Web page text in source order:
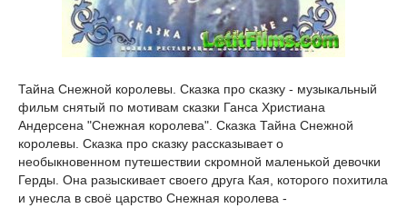
Тайна Снежной королевы. Сказка про сказку - музыкальный
фильм снятый по мотивам сказки Ганса Христиана
Андерсена "Снежная королева". Сказка Тайна Снежной
королевы. Сказка про сказку рассказывает о
необыкновенном путешествии скромной маленькой девочки
Герды. Она разыскивает своего друга Кая, которого похитила
и унесла в своё царство Снежная королева -